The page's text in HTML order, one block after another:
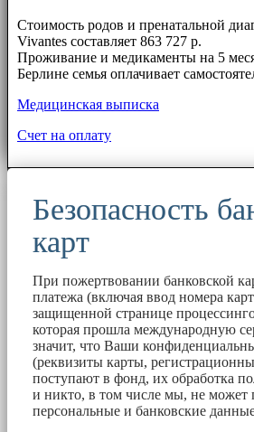
Стоимость родов и пренатальной
Vivantes составляет 863 727 р.
Проживание и медикаменты на 5
Берлине семья оплачивает
Медицинская выписка
Счет на оплату
Безопасность
карт
При пожертвовании банковской
платежа (включая ввод номера
защищенной странице
которая прошла международную
значит, что Ваши
(реквизиты карты,
поступают в фонд, их обработка
и никто, в том числе мы, не может
персональные и банковские